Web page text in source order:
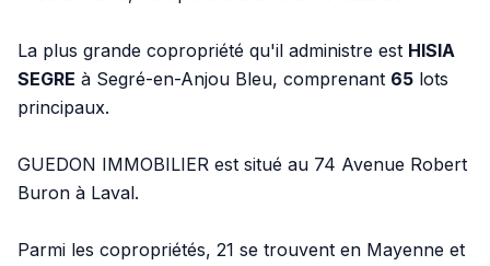
La plus grande copropriété qu'il administre est HISIA
SEGRE à Segré-en-Anjou Bleu, comprenant 65 lots
principaux.
GUEDON IMMOBILIER est situé au 74 Avenue Robert
Buron à Laval.
Parmi les copropriétés, 21 se trouvent en Mayenne et